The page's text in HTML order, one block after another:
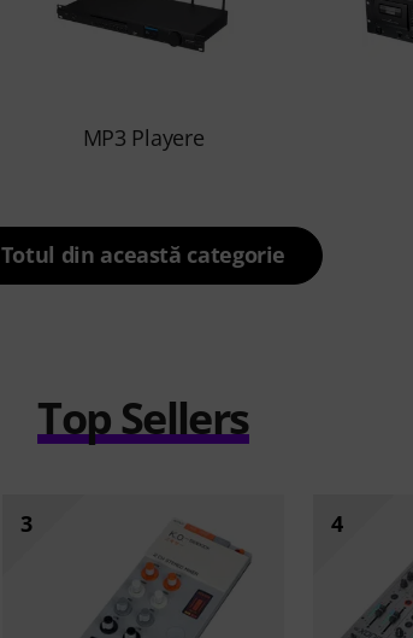
MP3 Playere
Totul din această categorie
Top Sellers
3 4